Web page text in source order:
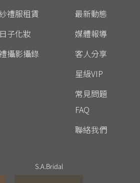
禮服租賃
子化妝
攝影攝錄
最新動態
媒體報導
客人分享
星級VIP
常見問題
FAQ
聯絡我們
S.A.Bridal